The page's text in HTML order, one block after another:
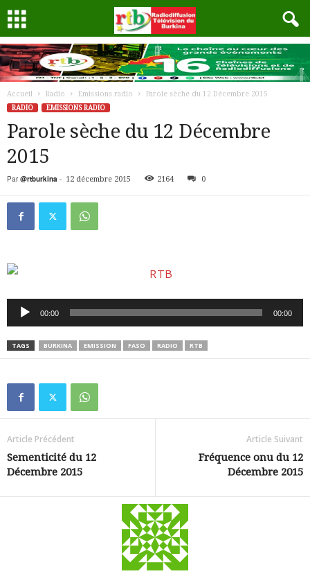
Accueil Radio Emissions radio
Parole sèche du 12 Décembre 2015
RADIO
EMISSIONS RADIO
Parole sèche du 12 Décembre
2015
Par @rtburkina - 12 décembre 2015 2164 0
Lecteur
audio
00:00 00:00
TAGS BURKINA EMISSION FASO RADIO RTB
Article Précédent
Sementicité du 12
Décembre 2015
Article Suivant
Fréquence onu du 12
Décembre 2015